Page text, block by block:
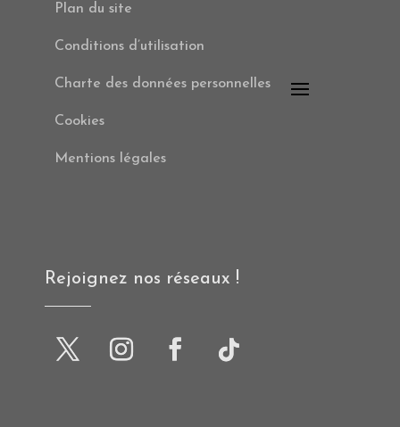
Plan du site
Conditions d’utilisation
Charte des données personnelles
Cookies
Mentions légales
Rejoignez nos réseaux !